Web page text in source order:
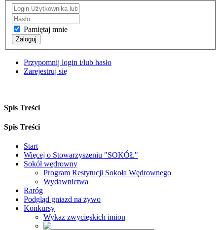
Pamiętaj mnie
Zaloguj
Przypomnij login i/lub hasło
Zarejestruj się
Spis Treści
Spis Treści
Start
Więcej o Stowarzyszeniu "SOKÓŁ"
Sokół wędrowny
Program Restytucji Sokoła Wędrownego
Wydawnictwa
Raróg
Podgląd gniazd na żywo
Konkursy
Wykaz zwycięskich imion